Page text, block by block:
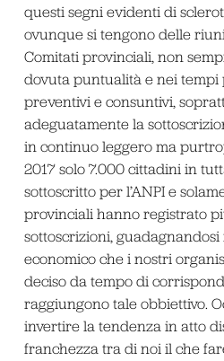
questi segni evidenti di
ovunque si tengono delle
Comitati provinciali, non
dovuta puntualità e nei
preventivi e consuntivi,
adeguatamente la
in continuo leggero ma
2017 solo 7.000 cittadini in
sottoscritto per l’ANPI e
provinciali hanno registrato
sottoscrizioni, guadagnandosi
economico che i nostri
deciso da tempo di
raggiungono tale obbiettivo.
invertire la tendenza in atto
franchezza tra di noi il che